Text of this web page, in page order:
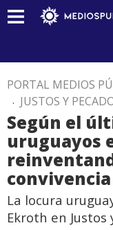
PORTAL MEDIOS
. JUSTOS Y
Según el
uruguayos
convivencia
La locura
Ekroth en Justos